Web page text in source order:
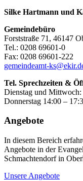
Silke Hartmann und
Gemeindebüro
Forststraße 71, 46147
Tel.: 0208 69601-0
Fax: 0208 69601-222
gemeindeamt-
Tel. Sprechzeiten &
Dienstag und
Donnerstag 14:00 –
Angebote
In diesem Bereich
Angebote in der
Schmachtendorf in
Unsere Angebote